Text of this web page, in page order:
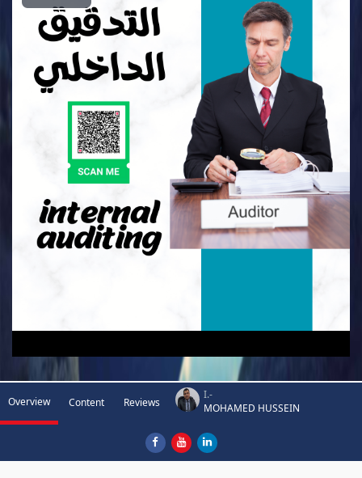
Play
Video
Overview Content Reviews
I.-
MOHAMED HUSSEIN